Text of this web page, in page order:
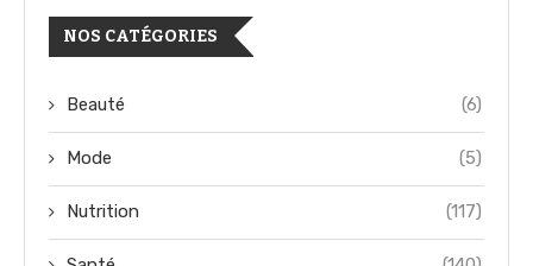
NOS CATÉGORIES
Beauté (6)
Mode (5)
Nutrition (117)